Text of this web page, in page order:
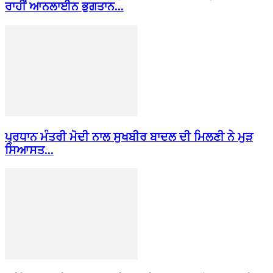
ਰਾਹੀਂ ਆਨਲਾਈਨ ਭੁਗਤਾਨ...
ਪ੍ਰਧਾਨ ਮੰਤਰੀ ਮੋਦੀ ਨਾਲ ਸੁਖਬੀਰ ਬਾਦਲ ਦੀ ਮਿਲਣੀ ਨੇ ਮੁੜ
ਸਿਆਸਤ...